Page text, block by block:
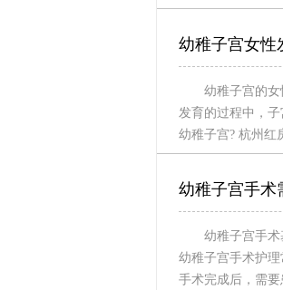
幼稚子宫女性
幼稚子宫的
发育的过程中，
幼稚子宫? 杭州红
幼稚子宫手术
幼稚子宫手
幼稚子宫手术护
手术完成后，需